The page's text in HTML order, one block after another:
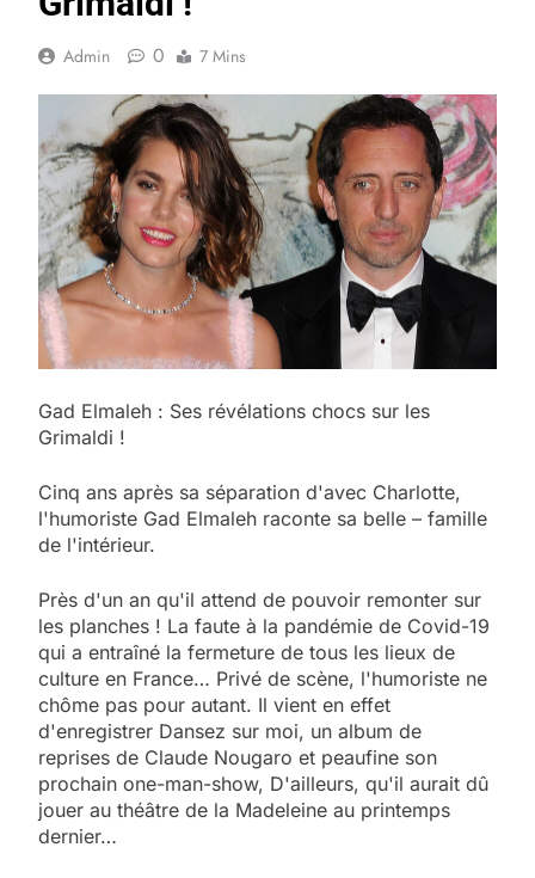
Admin 0 7 Mins
Gad Elmaleh : Ses révélations chocs sur les
Grimaldi !
Cinq ans après sa séparation d'avec Charlotte,
l'humoriste Gad Elmaleh raconte sa belle – famille
de l'intérieur.
Près d'un an qu'il attend de pouvoir remonter sur
les planches ! La faute à la pandémie de Covid-19
qui a entraîné la fermeture de tous les lieux de
culture en France… Privé de scène, l'humoriste ne
chôme pas pour autant. Il vient en effet
d'enregistrer Dansez sur moi, un album de
reprises de Claude Nougaro et peaufine son
prochain one-man-show, D'ailleurs, qu'il aurait dû
jouer au théâtre de la Madeleine au printemps
dernier…